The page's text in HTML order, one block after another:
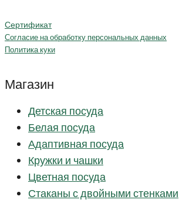
Сертификат
Согласие на обработку персональных данных
Политика куки
Магазин
Детская посуда
Белая посуда
Адаптивная посуда
Кружки и чашки
Цветная посуда
Стаканы с двойными стенками